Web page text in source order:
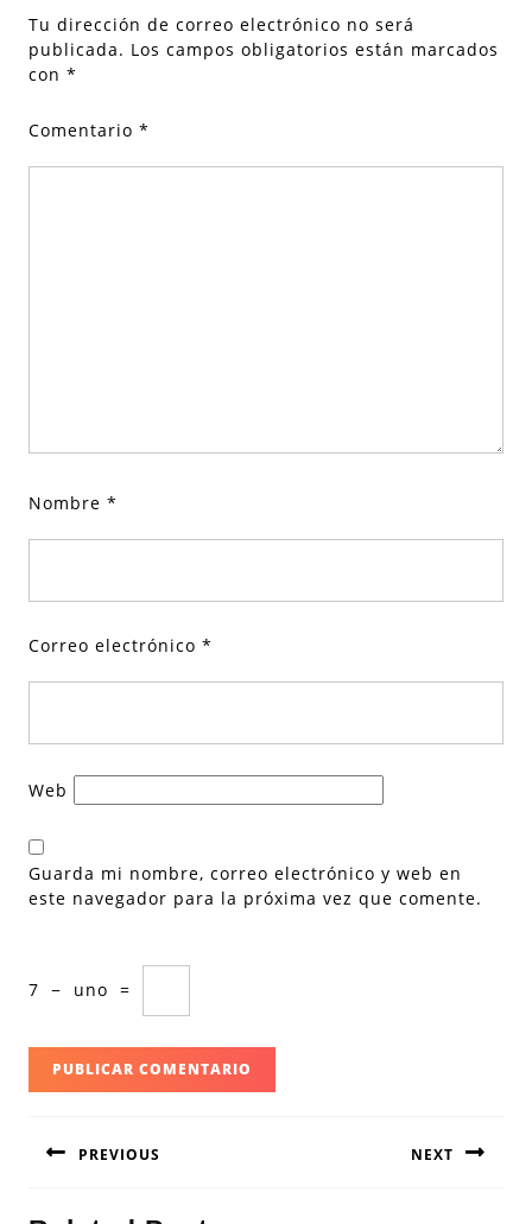
Tu dirección de correo electrónico no será
publicada. Los campos obligatorios están marcados
con *
Comentario *
Nombre *
Correo electrónico *
Web
Guarda mi nombre, correo electrónico y web en
este navegador para la próxima vez que comente.
7 − uno =
de
PREVIOUS NEXT